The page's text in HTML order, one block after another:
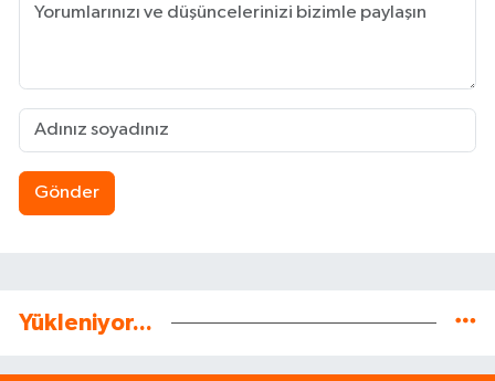
Gönder
Yükleniyor...